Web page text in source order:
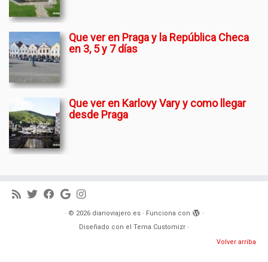
Que ver en Praga y la República Checa
en 3, 5 y 7 días
Que ver en Karlovy Vary y como llegar
desde Praga
· © 2026 diarioviajero.es· Funciona con
·
Diseñado con el Tema Customizr ·
Volver arriba